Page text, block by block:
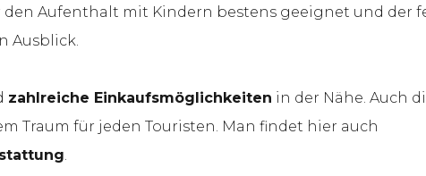
den Aufenthalt mit Kindern bestens geeignet und der
Ausblick.
zahlreiche Einkaufsmöglichkeiten in der Nähe. Auch
Traum für jeden Touristen. Man findet hier auch
.